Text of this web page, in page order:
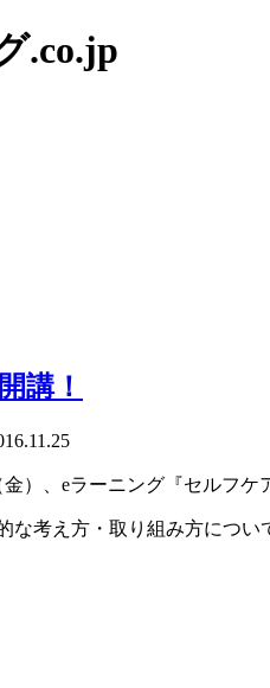
.co.jp
講！
）、eラーニング『セルフ
考え方・取り組み方につい